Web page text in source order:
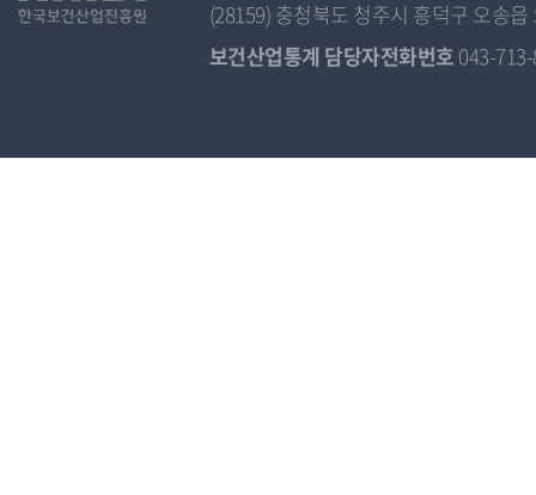
(28159) 충청북도 청주시 흥덕구 오송
보건산업통계 담당자전화번호 043-